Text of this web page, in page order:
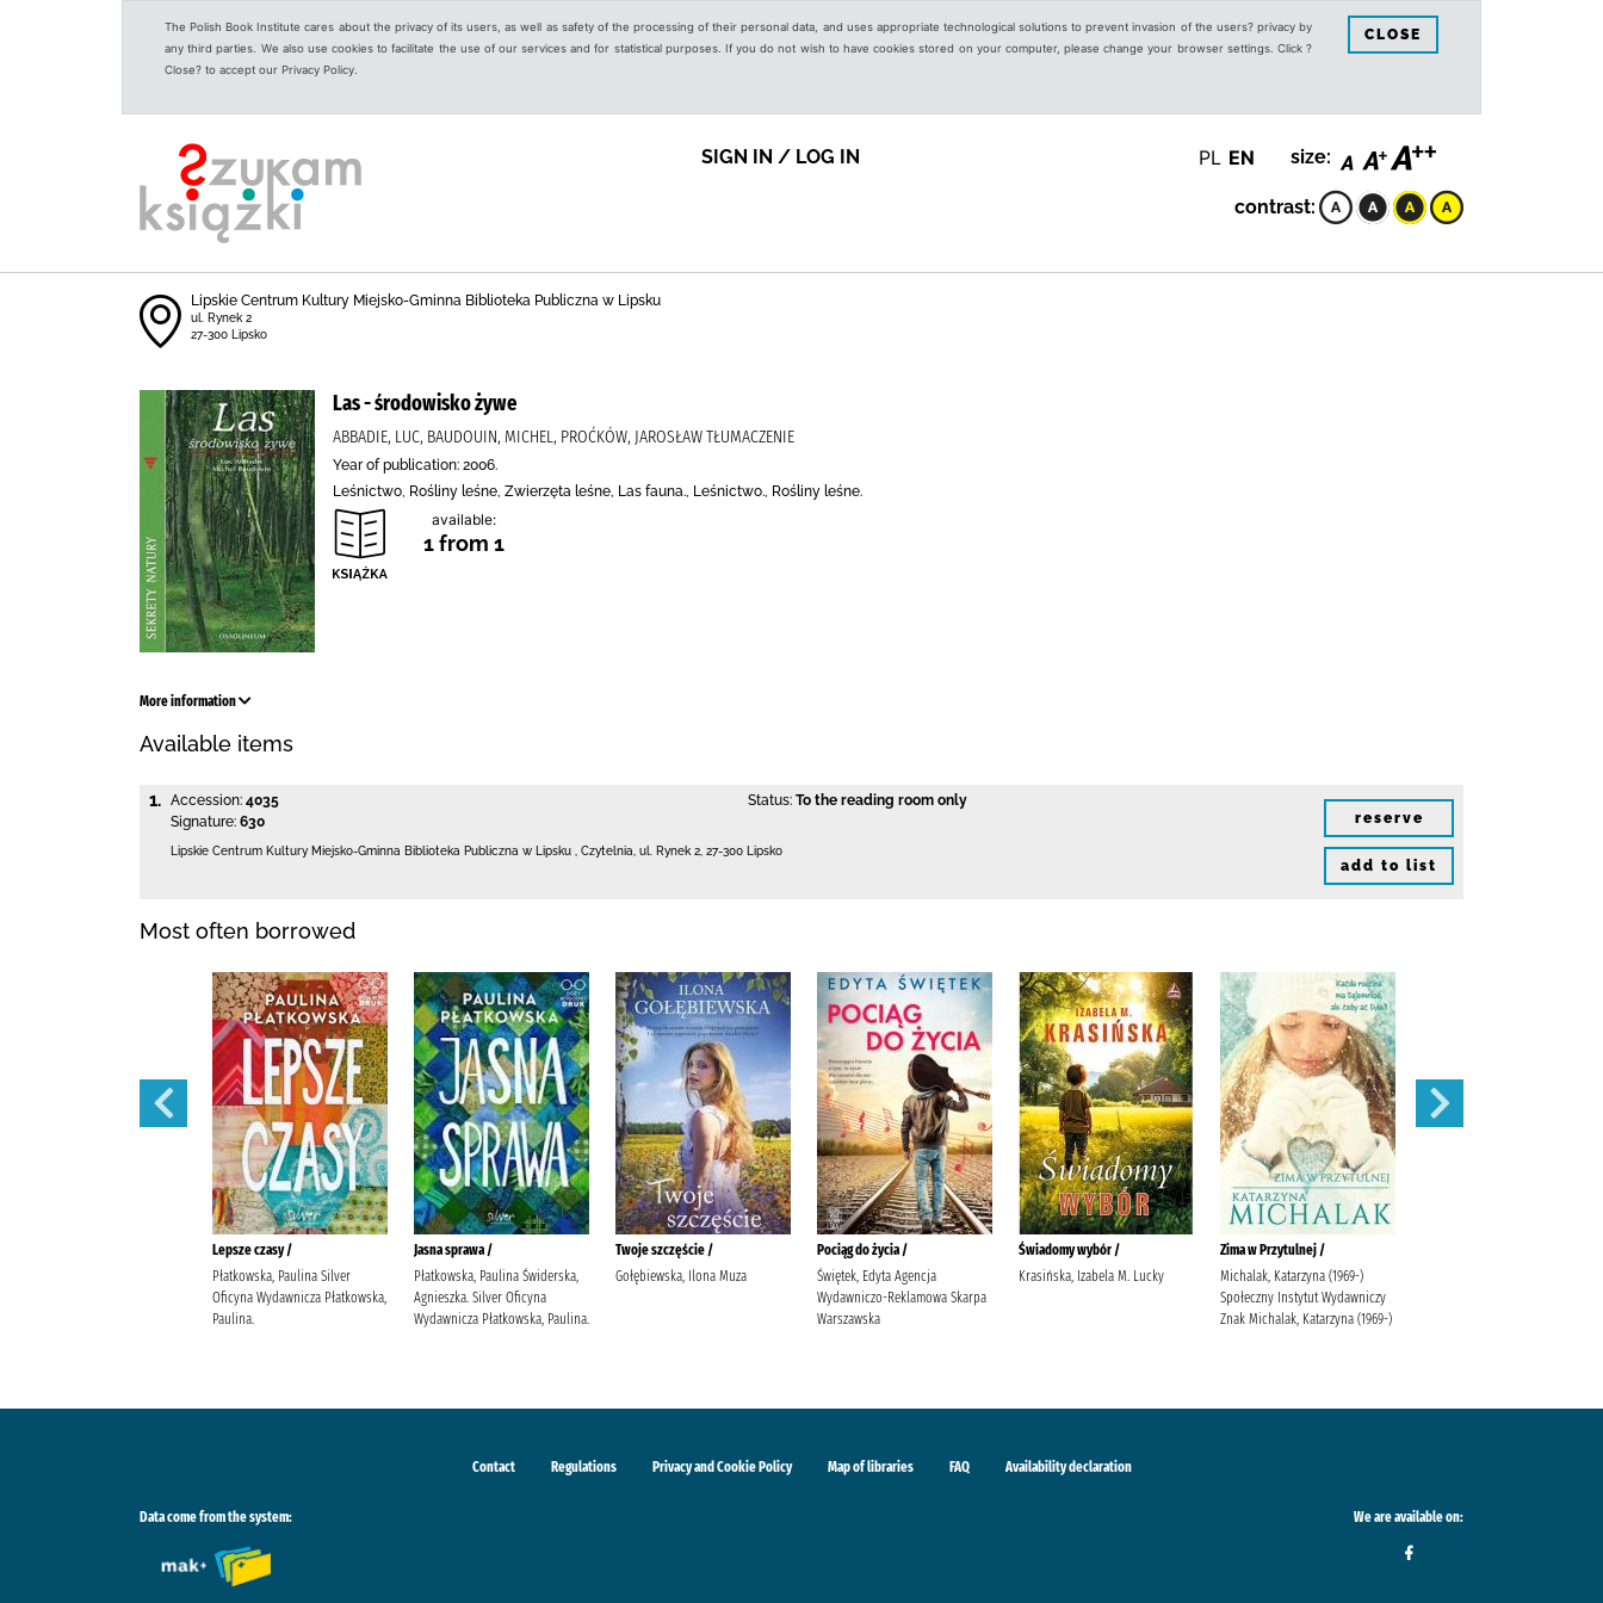
The Polish Book Institute cares about the privacy of its users, as well as safety of the processing of their personal data, and uses appropriate technological solutions to prevent invasion of the users? privacy by
any third parties. We also use cookies to facilitate the use of our services and for statistical purposes. If you do not wish to have cookies stored on your computer, please change your browser settings. Click ?
Close? to accept our Privacy Policy.
CLOSE
SIGN IN / LOG IN PL EN size:
contrast:
Lipskie Centrum Kultury Miejsko-Gminna Biblioteka Publiczna w Lipsku
ul. Rynek 2
27-300 Lipsko
Las - środowisko żywe
ABBADIE, LUC, BAUDOUIN, MICHEL, PROĆKÓW, JAROSŁAW TŁUMACZENIE
Year of publication: 2006.
Leśnictwo, Rośliny leśne, Zwierzęta leśne, Las fauna., Leśnictwo., Rośliny leśne.
available:
1 from 1
More information
Available items
1. Accession: 4035
Signature: 630
Status: To the reading room only
Lipskie Centrum Kultury Miejsko-Gminna Biblioteka Publiczna w Lipsku Czytelnia, ul. Rynek 2 27-300 Lipsko
reserve
add to list
Most often borrowed
Lepsze czasy /
Płatkowska, Paulina Silver
Oficyna Wydawnicza Płatkowska,
Paulina.
Jasna sprawa /
Płatkowska, Paulina Świderska,
Agnieszka. Silver Oficyna
Wydawnicza Płatkowska, Paulina.
Twoje szczęście /
Gołębiewska, Ilona Muza
Pociąg do życia /
Świętek, Edyta Agencja
Wydawniczo-Reklamowa Skarpa
Warszawska
Świadomy wybór /
Krasińska, Izabela M. Lucky
Zima w Przytulnej /
Michalak, Katarzyna (1969-)
Społeczny Instytut Wydawniczy
Znak Michalak, Katarzyna (1969-)
Contact Regulations Privacy and Cookie Policy Map of libraries FAQ Availability declaration
Data come from the system: We are available on: